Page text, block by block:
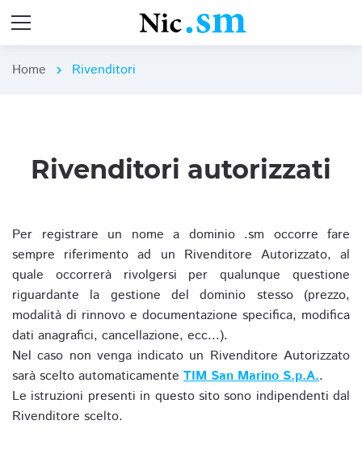
Home chevron_right Rivenditori
Rivenditori autorizzati
Per registrare un nome a dominio .sm occorre fare
sempre riferimento ad un Rivenditore Autorizzato, al
quale occorrerà rivolgersi per qualunque questione
riguardante la gestione del dominio stesso (prezzo,
modalità di rinnovo e documentazione specifica, modifica
dati anagrafici, cancellazione, ecc...).
Nel caso non venga indicato un Rivenditore Autorizzato
sarà scelto automaticamente TIM San Marino S.p.A..
Le istruzioni presenti in questo sito sono indipendenti dal
Rivenditore scelto.